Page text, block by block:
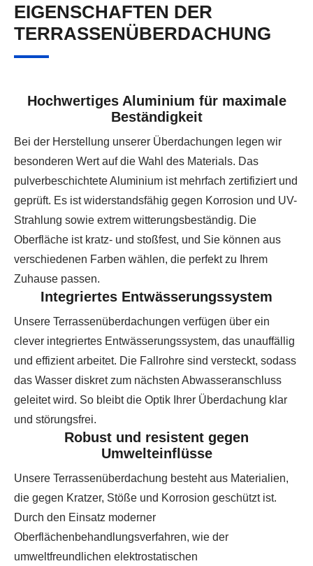
EIGENSCHAFTEN DER
TERRASSENÜBERDACHUNG
Hochwertiges Aluminium für maximale
Beständigkeit
Bei der Herstellung unserer Überdachungen legen wir
besonderen Wert auf die Wahl des Materials. Das
pulverbeschichtete Aluminium ist mehrfach zertifiziert und
geprüft. Es ist widerstandsfähig gegen Korrosion und UV-
Strahlung sowie extrem witterungsbeständig. Die
Oberfläche ist kratz- und stoßfest, und Sie können aus
verschiedenen Farben wählen, die perfekt zu Ihrem
Zuhause passen.
Integriertes Entwässerungssystem
Unsere Terrassenüberdachungen verfügen über ein
clever integriertes Entwässerungssystem, das unauffällig
und effizient arbeitet. Die Fallrohre sind versteckt, sodass
das Wasser diskret zum nächsten Abwasseranschluss
geleitet wird. So bleibt die Optik Ihrer Überdachung klar
und störungsfrei.
Robust und resistent gegen
Umwelteinflüsse
Unsere Terrassenüberdachung besteht aus Materialien,
die gegen Kratzer, Stöße und Korrosion geschützt ist.
Durch den Einsatz moderner
Oberflächenbehandlungsverfahren, wie der
umweltfreundlichen elektrostatischen